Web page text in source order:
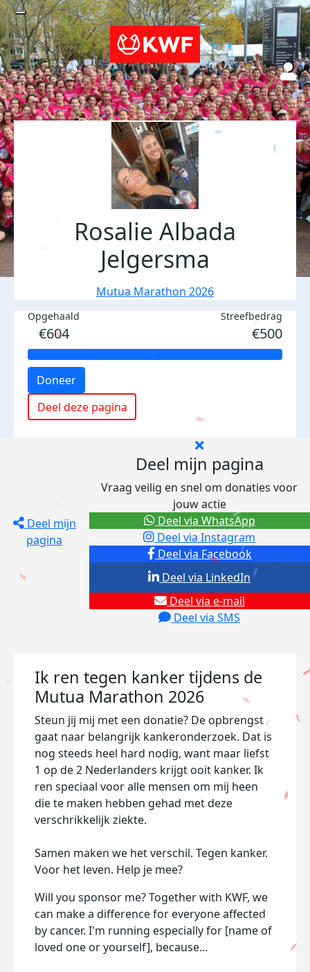
Rosalie Albada
Jelgersma
Mutua Marathon 2026
Opgehaald
€604
Streefbedrag
€500
Doneer
Deel deze pagina
Deel mijn
pagina
Deel mijn pagina
Vraag veilig en snel om donaties voor
jouw actie
Deel via Facebook
Deel via Instagram
Deel via e-mail
Deel via SMS
Deel via LinkedIn
Deel via WhatsApp
Ik ren tegen kanker tijdens de
Mutua Marathon 2026
Steun jij mij met een donatie? De opbrengst
gaat naar belangrijk kankeronderzoek. Dat is
nog steeds heel hard nodig, want maar liefst
1 op de 2 Nederlanders krijgt ooit kanker. Ik
ren speciaal voor alle mensen om mij heen
die te maken hebben gehad met deze
verschrikkelijk ziekte.
Samen maken we het verschil. Tegen kanker.
Voor het leven. Help je mee?
Will you sponsor me? Together with KWF, we
can make a difference for everyone affected
by cancer. I'm running especially for [name of
loved one or yourself], because...